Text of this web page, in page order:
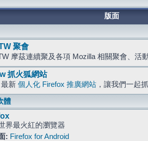
版面
聚會
摩茲連續聚及各項 Mozilla 相關聚會、活
抓火狐網站
最新 個人化 Firefox 推廣網站 ，讓我們一起
體
界最火紅的瀏覽器
: Firefox for Android